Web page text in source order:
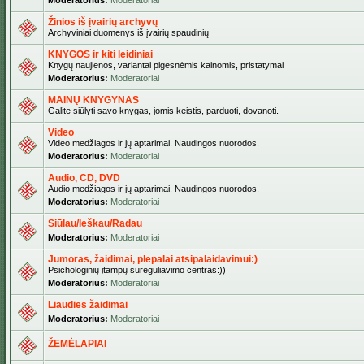
Žinios iš įvairių archyvų
Archyviniai duomenys iš įvairių spaudinių
KNYGOS ir kiti leidiniai
Knygų naujienos, variantai pigesnėmis kainomis, pristatymai
Moderatorius: Moderatoriai
MAINŲ KNYGYNAS
Galite siūlyti savo knygas, jomis keistis, parduoti, dovanoti.
Video
Video medžiagos ir jų aptarimai. Naudingos nuorodos.
Moderatorius: Moderatoriai
Audio, CD, DVD
Audio medžiagos ir jų aptarimai. Naudingos nuorodos.
Moderatorius: Moderatoriai
Siūlau/Ieškau/Radau
Moderatorius: Moderatoriai
Jumoras, žaidimai, plepalai atsipalaidavimui:)
Psichologinių įtampų sureguliavimo centras:))
Moderatorius: Moderatoriai
Liaudies žaidimai
Moderatorius: Moderatoriai
ŽEMĖLAPIAI